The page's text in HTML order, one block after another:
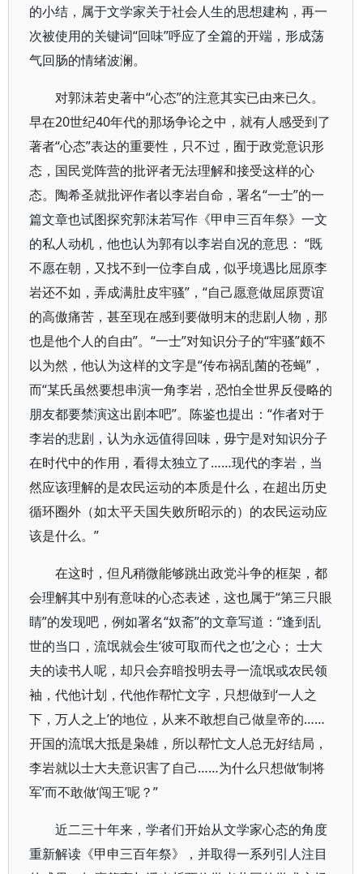
的小结，属于文学家关于社会人生的思想建构，再一
次被使用的关键词“回味”呼应了全篇的开端，形成荡
气回肠的情绪波澜。
对郭沫若史著中“心态”的注意其实已由来已久。
早在20世纪40年代的那场争论之中，就有人感受到了
著者“心态”表达的重要性，只不过，囿于政党意识形
态，国民党阵营的批评者无法理解和接受这样的心
态。陶希圣就批评作者以李岩自命，署名“一士”的一
篇文章也试图探究郭沫若写作《甲申三百年祭》一文
的私人动机，他也认为郭有以李岩自况的意思： “既
不愿在朝，又找不到一位李自成，似乎境遇比屈原李
岩还不如，弄成满肚皮牢骚”，“自己愿意做屈原贾谊
的高傲痛苦，甚至现在感到要做明末的悲剧人物，那
也是他个人的自由”。“一士”对知识分子的“牢骚”颇不
以为然，他认为这样的文字是“传布祸乱菌的苍蝇”，
而“某氏虽然要想串演一角李岩，恐怕全世界反侵略的
朋友都要禁演这出剧本吧”。陈鉴也提出：“作者对于
李岩的悲剧，认为永远值得回味，毋宁是对知识分子
在时代中的作用，看得太独立了……现代的李岩，当
然应该理解的是农民运动的本质是什么，在超出历史
循环圈外（如太平天国失败所昭示的）的农民运动应
该是什么。”
在这时，但凡稍微能够跳出政党斗争的框架，都
会理解其中别有意味的心态表述，这也属于“第三只眼
睛”的发现吧，例如署名“奴斋”的文章写道：“逢到乱
世的当口，流氓就会生‘彼可取而代之也’之心； 士大
夫的读书人呢，却只会弃暗投明去寻一流氓或农民领
袖，代他计划，代他作帮忙文字，只想做到‘一人之
下，万人之上’的地位，从来不敢想自己做皇帝的……
开国的流氓大抵是枭雄，所以帮忙文人总无好结局，
李岩就以士大夫意识害了自己……为什么只想做‘制将
军’而不敢做‘闯王’呢？”
近二三十年来，学者们开始从文学家心态的角度
重新解读《甲申三百年祭》，并取得一系列引人注目